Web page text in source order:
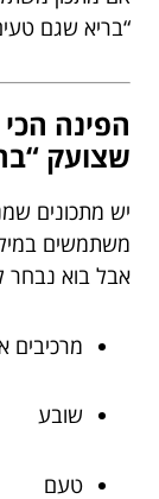
“בריא שגם
הפינה
שצועק
יש מתכונים
משתמשים
אבל בוא נבחר
מרכיבים
שובע
טעם